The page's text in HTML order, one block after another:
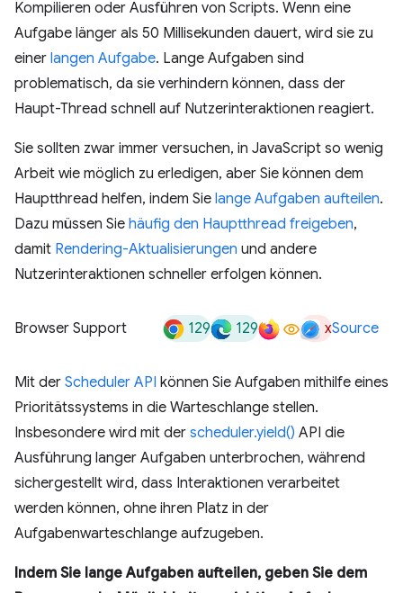
Kompilieren oder Ausführen von Scripts. Wenn eine
Aufgabe länger als 50 Millisekunden dauert, wird sie zu
einer langen Aufgabe. Lange Aufgaben sind
problematisch, da sie verhindern können, dass der
Haupt-Thread schnell auf Nutzerinteraktionen reagiert.
Sie sollten zwar immer versuchen, in JavaScript so wenig
Arbeit wie möglich zu erledigen, aber Sie können dem
Hauptthread helfen, indem Sie lange Aufgaben aufteilen.
Dazu müssen Sie häufig den Hauptthread freigeben,
damit Rendering-Aktualisierungen und andere
Nutzerinteraktionen schneller erfolgen können.
Browser Support 129 129 xSource
Mit der Scheduler API können Sie Aufgaben mithilfe eines
Prioritätssystems in die Warteschlange stellen.
Insbesondere wird mit der scheduler.yield() API die
Ausführung langer Aufgaben unterbrochen, während
sichergestellt wird, dass Interaktionen verarbeitet
werden können, ohne ihren Platz in der
Aufgabenwarteschlange aufzugeben.
Indem Sie lange Aufgaben aufteilen, geben Sie dem